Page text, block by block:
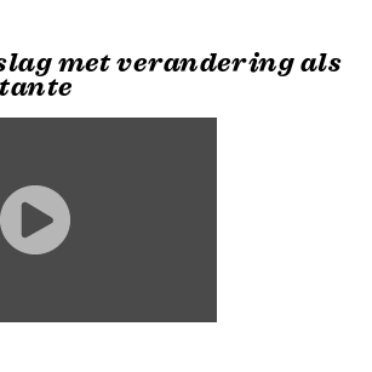
met verandering als